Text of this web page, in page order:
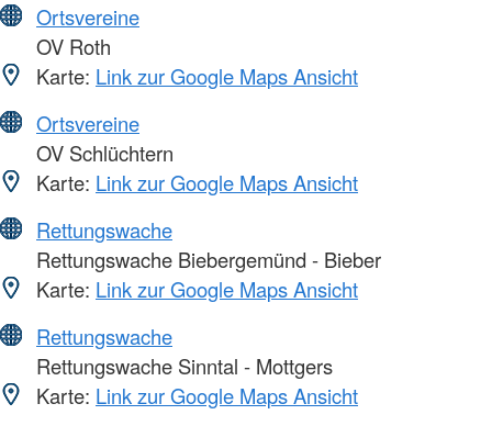
Ortsvereine
OV Roth
Karte: Link zur Google Maps Ansicht
Ortsvereine
OV Schlüchtern
Karte: Link zur Google Maps Ansicht
Rettungswache
Rettungswache Biebergemünd - Bieber
Karte: Link zur Google Maps Ansicht
Rettungswache
Rettungswache Sinntal - Mottgers
Karte: Link zur Google Maps Ansicht